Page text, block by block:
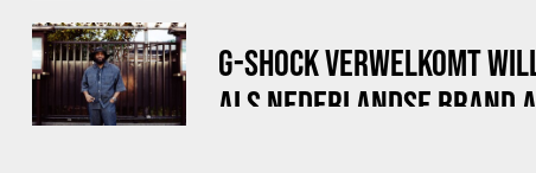
G-SHOCK VERWELKOMT
ALS NEDERLANDSE BRAND